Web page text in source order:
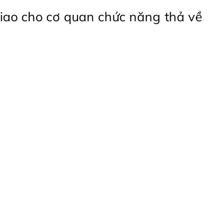
cho cơ quan chức năng thả về